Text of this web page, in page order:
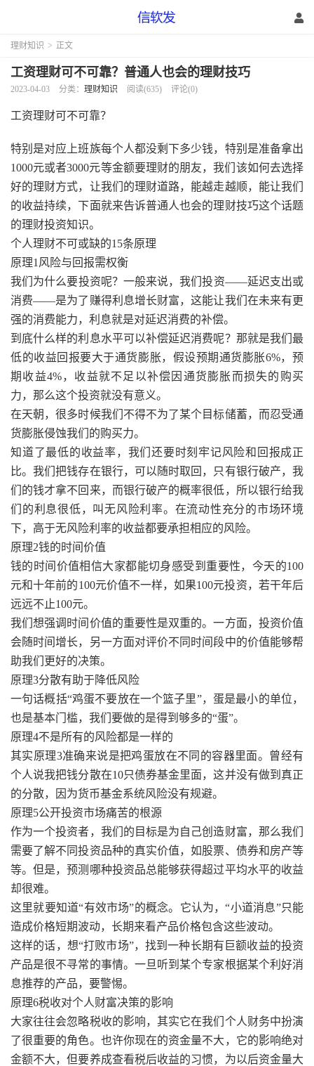
理财知识 > 正文
工资理财可不可靠？普通人也会的理财技巧
2023-04-03 分类： 理财知识 阅读(635) 评论(0)
工资理财可不可靠？
特别是对应上班族每个人都没剩下多少钱，特别是准备拿出
1000元或者3000元等金额要理财的朋友，我们该如何去选择
好的理财方式，让我们的理财道路，能越走越顺，能让我们
的收益持续，下面就来告诉普通人也会的理财技巧这个话题
的理财投资知识。
个人理财不可或缺的15条原理
原理1风险与回报需权衡
我们为什么要投资呢？一般来说，我们投资——延迟支出或
消费——是为了赚得利息增长财富，这能让我们在未来有更
强的消费能力，利息就是对延迟消费的补偿。
到底什么样的利息水平可以补偿延迟消费呢？那就是我们最
低的收益回报要大于通货膨胀，假设预期通货膨胀6%，预
期收益4%，收益就不足以补偿因通货膨胀而损失的购买
力，那么这个投资就没有意义。
在天朝，很多时候我们不得不为了某个目标储蓄，而忍受通
货膨胀侵蚀我们的购买力。
知道了最低的收益率，我们还要时刻牢记风险和回报成正
比。我们把钱存在银行，可以随时取回，只有银行破产，我
们的钱才拿不回来，而银行破产的概率很低，所以银行给我
们的利息很低，叫无风险利率。在流动性充分的市场环境
下，高于无风险利率的收益都要承担相应的风险。
原理2钱的时间价值
钱的时间价值相信大家都能切身感受到重要性，今天的100
元和十年前的100元价值不一样，如果100元投资，若干年后
远远不止100元。
我们想强调时间价值的重要性是双重的。一方面，投资价值
会随时间增长，另一方面对评价不同时间段中的价值能够帮
助我们更好的决策。
原理3分散有助于降低风险
一句话概括“鸡蛋不要放在一个篮子里”，蛋是最小的单位，
也是基本门槛，我们要做的是得到够多的“蛋”。
原理4不是所有的风险都是一样的
其实原理3准确来说是把鸡蛋放在不同的容器里面。曾经有
个人说我把钱分散在10只债券基金里面，这并没有做到真正
的分散，因为货币基金系统风险没有规避。
原理5公开投资市场痛苦的根源
作为一个投资者，我们的目标是为自己创造财富，那么我们
需要了解不同投资品种的真实价值，如股票、债券和房产等
等。但是，预测哪种投资品总能够获得超过平均水平的收益
却很难。
这里就要知道“有效市场”的概念。它认为，“小道消息”只能
造成价格短期波动，长期来看产品价格包含这些波动。
这样的话，想“打败市场”，找到一种长期有巨额收益的投资
产品是很不寻常的事情。一旦听到某个专家根据某个利好消
息推荐的产品，要警惕。
原理6税收对个人财富决策的影响
大家往往会忽略税收的影响，其实它在我们个人财务中扮演
了很重要的角色。也许你现在的资金量不大，它的影响绝对
金额不大，但要养成查看税后收益的习惯，为以后资金量大